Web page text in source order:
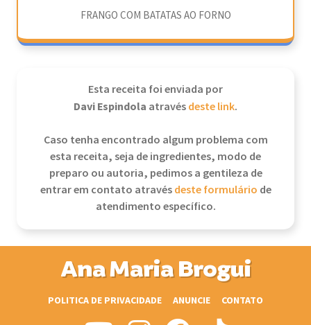
FRANGO COM BATATAS AO FORNO
Esta receita foi enviada por
Davi Espindola atravésdeste link.
Caso tenha encontrado algum problema com
esta receita, seja de ingredientes, modo de
preparo ou autoria, pedimos a gentileza de
entrar em contato atravésdeste formulário de
atendimento específico.
Ana Maria Brogui
POLITICA DE PRIVACIDADE ANUNCIE CONTATO